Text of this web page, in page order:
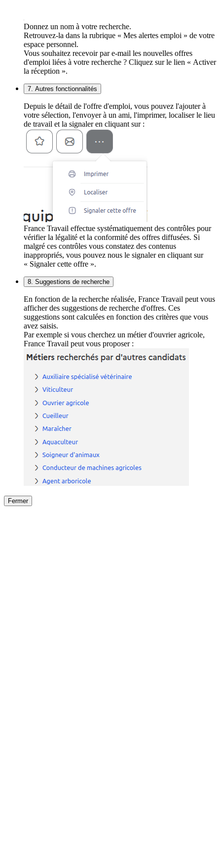
Donnez un nom à votre recherche.
Retrouvez-la dans la rubrique « Mes alertes emploi » de votre
espace personnel.
Vous souhaitez recevoir par e-mail les nouvelles offres
d'emploi liées à votre recherche ? Cliquez sur le lien « Activer
la réception ».
7. Autres fonctionnalités
Depuis le détail de l'offre d'emploi, vous pouvez l'ajouter à
votre sélection, l'envoyer à un ami, l'imprimer, localiser le lieu
de travail et la signaler en cliquant sur :
France Travail effectue systématiquement des contrôles pour
vérifier la légalité et la conformité des offres diffusées. Si
malgré ces contrôles vous constatez des contenus
inappropriés, vous pouvez nous le signaler en cliquant sur
« Signaler cette offre ».
8. Suggestions de recherche
En fonction de la recherche réalisée, France Travail peut vous
afficher des suggestions de recherche d'offres. Ces
suggestions sont calculées en fonction des critères que vous
avez saisis.
Par exemple si vous cherchez un métier d'ouvrier agricole,
France Travail peut vous proposer :
Fermer